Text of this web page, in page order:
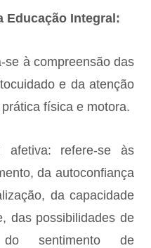
Educação Integral:
se à compreensão das
e da atenção
física e motora.
afetiva: refere-se às
da autoconfiança
da capacidade
das possibilidades de
sentimento de